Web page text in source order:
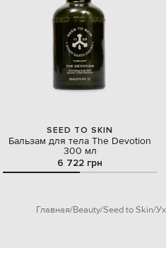
SEED TO SKIN
Бальзам для тела The Devotion
300 мл
6 722 грн
Главная Beauty Seed to Skin